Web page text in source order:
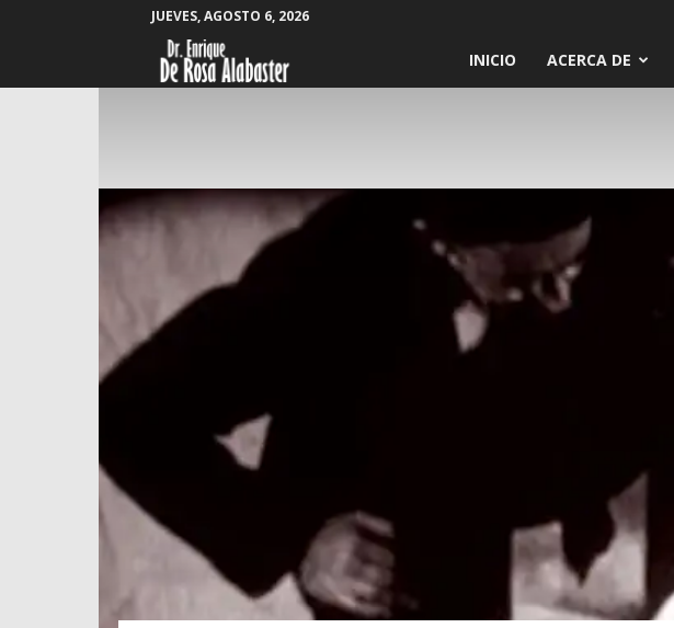
JUEVES, AGOSTO 6, 2026
Alabaster
INICIO ACERCA DE